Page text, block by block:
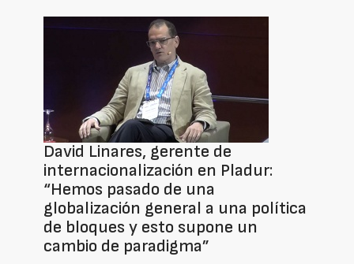
David Linares, gerente de
internacionalización en Pladur:
“Hemos pasado de una
globalización general a una política
de bloques y esto supone un
cambio de paradigma”